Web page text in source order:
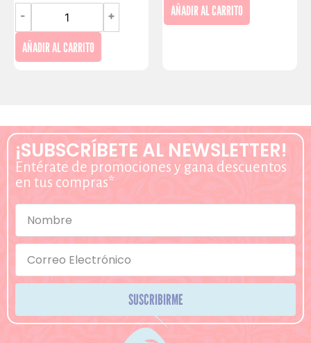
- +
AÑADIR AL CARRITO
AÑADIR AL CARRITO
¡SUBSCRÍBETE AL NEWSLETTER!
Entérate de promociones y gana descuentos
en tus compras*
SUSCRIBIRME